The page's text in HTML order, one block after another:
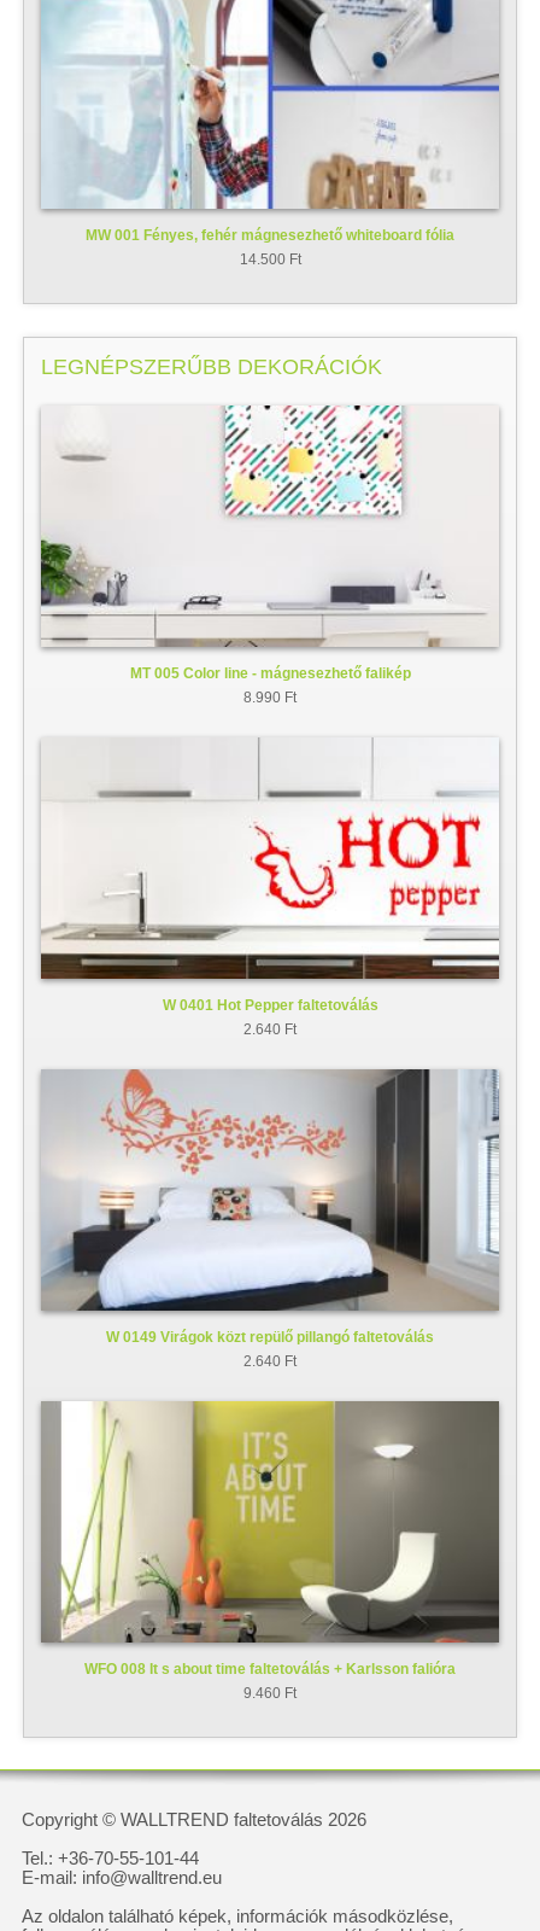
MW 001 Fényes, fehér mágnesezhető whiteboard fólia
14.500 Ft
LEGNÉPSZERŰBB DEKORÁCIÓK
MT 005 Color line - mágnesezhető falikép
8.990 Ft
W 0401 Hot Pepper faltetoválás
2.640 Ft
W 0149 Virágok közt repülő pillangó faltetoválás
2.640 Ft
WFO 008 It s about time faltetoválás + Karlsson falióra
9.460 Ft
Copyright © WALLTREND faltetoválás 2026
Tel.: +36-70-55-101-44
E-mail: info@walltrend.eu
Az oldalon található képek, információk másodközlése,